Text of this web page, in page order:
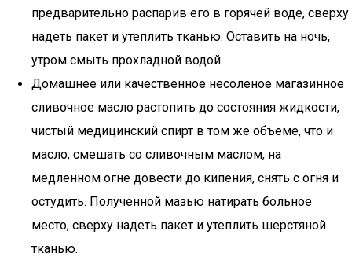
предварительно распарив его в горячей воде, сверху
надеть пакет и утеплить тканью. Оставить на ночь,
утром смыть прохладной водой.
Домашнее или качественное несоленое магазинное
сливочное масло растопить до состояния жидкости,
чистый медицинский спирт в том же объеме, что и
масло, смешать со сливочным маслом, на
медленном огне довести до кипения, снять с огня и
остудить. Полученной мазью натирать больное
место, сверху надеть пакет и утеплить шерстяной
тканью.